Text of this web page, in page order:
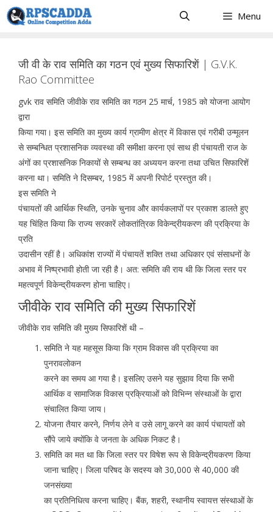
Skip
to
Menu
जी वी के राव समिति का गठन एवं मुख्य सिफारिशें | G.V.K.
Rao Committee
gvk राव समिति जीवीके राव समिति का गठन 25 मार्च, 1985 को योजना आयोग
द्वारा
किया गया। इस समिति का मुख्य कार्य ग्रामीण क्षेत्र में विकास एवं गरीबी उन्मूलन
से सम्बन्धित प्रशासनिक व्यवस्था की समीक्षा करना एवं साथ ही पंचायती राज के
अंगों का प्रशासनिक निकायों से सम्बन्ध का अध्ययन करना तथा उचित सिफारिशें
करना था। समिति ने दिसम्बर, 1985 में अपनी रिपोर्ट प्रस्तुत की।
इस समिति ने
पंचायतों की आर्थिक स्थिति, उनके चुनाव और कार्यकलापों पर प्रकाश डालते हुए
यह चिंहित किया कि राज्य सरकारें लोकतांत्रिक विकेन्द्रीयकरण की प्रक्रिया के
प्रति
उदासीन रहीं है। अधिकांश राज्यों में पंचायतें शक्ति तथा अधिकार एवं संसाधनों के
अभाव में निष्प्रभावी होती जा रही है। अत: समिति की राय थी कि जिला स्तर पर
महत्वपूर्ण विकेन्द्रीयकरण होना चाहिए।
जीवीके राव समिति की मुख्य सिफारिशें
जीवीके राव समिति की मुख्य सिफारिशें थी –
समिति ने यह महसूस किया कि ग्राम विकास की प्रक्रिया का
पुनरावलोकन
करने का समय आ गया है। इसलिए उसने यह सुझाव दिया कि सभी
आर्थिक व सामाजिक विकास प्रक्रियाओं को विभिन्न संस्थाओं के द्वारा
संचालित किया जाय।
योजना तैयार करने, निर्णय लेने व उसे लागू करने का कार्य पंचायतों को
सौंपे जाये क्योंकि वे जनता के अधिक निकट है।
समिति का मत था कि जिला स्तर पर विषेश रूप से विकेन्द्रीयकरण किया
जाना चाहिए। जिला परिषद के सदस्य को 30,000 से 40,000 की
जनसंख्या
का प्रतिनिधित्व करना चाहिए। बैंक, शहरी, स्थानीय स्वायत्त संस्थाओं के